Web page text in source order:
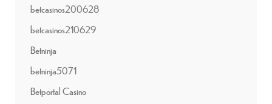
betcasinos200628
betcasinos210629
Betninja
betninja5071
Betportal Casino